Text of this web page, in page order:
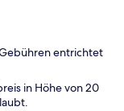
entrichtet
in Höhe von 20